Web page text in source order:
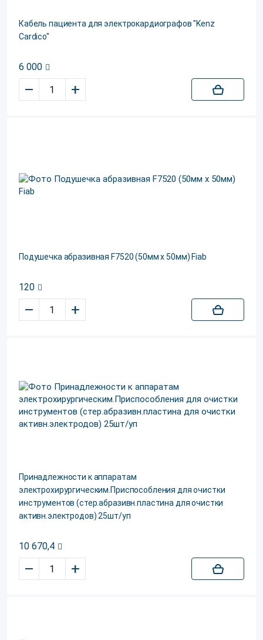
Кабель пациента для электрокардиографов "Kenz
Cardico"
6 000
– +
Подушечка абразивная F7520 (50мм х 50мм) Fiab
120
– +
Принадлежности к аппаратам
электрохирургическим.Приспособления для очистки
инструментов (стер.абразивн.пластина для очистки
активн.электродов) 25шт/уп
10 670,4
– +